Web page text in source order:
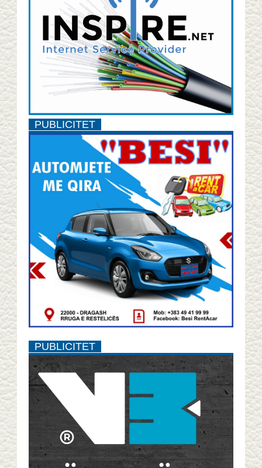
PUBLICITET
PUBLICITET